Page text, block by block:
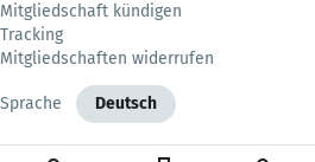
Mitgliedschaft kündigen
Tracking
Mitgliedschaften widerrufen
Sprache Deutsch